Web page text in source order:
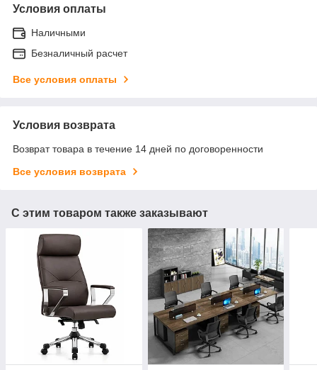
Условия оплаты
Наличными
Безналичный расчет
Все условия оплаты
Условия возврата
Возврат товара в течение 14 дней по договоренности
Все условия возврата
С этим товаром также заказывают